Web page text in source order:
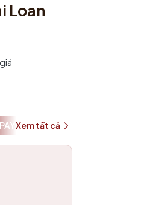
Loan
SHOPEEPAY026
Xem tất cả